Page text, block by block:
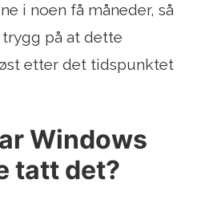
i noen få måneder, så
på at dette
etter det tidspunktet
Windows
tatt det?